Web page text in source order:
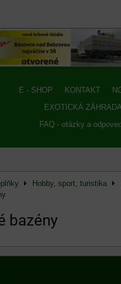
E - SHOP KONTAKT
EXOTICKÁ
FAQ - otázky a
Hobby, sport, turistika
bazény